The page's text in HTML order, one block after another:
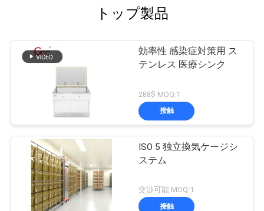
トップ製品
効率性 感染症対策用 ス
テンレス 医療シンク
288$ MOQ:1
接触
ISO 5 独立換気ケージシ
ステム
交渉可能 MOQ:1
接触